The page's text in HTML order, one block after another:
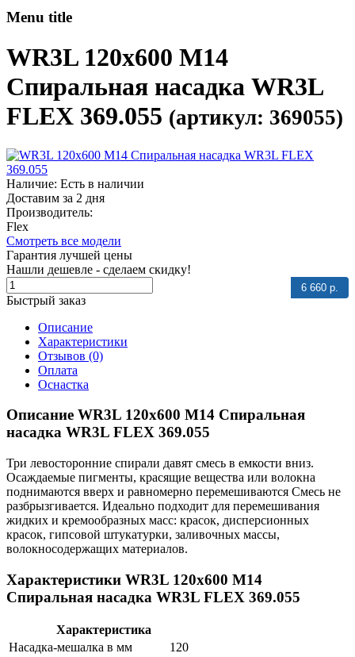
Menu title
WR3L 120x600 M14
Спиральная насадка WR3L
FLEX 369.055 (артикул: 369055)
Наличие: Есть в наличии
Доставим за 2 дня
Производитель:
Flex
Смотреть все модели
Гарантия лучшей цены
Нашли дешевле - сделаем скидку!
6 660 р.
Быстрый заказ
Описание
Характеристики
Отзывов (0)
Оплата
Оснастка
Описание WR3L 120x600 M14 Спиральная
насадка WR3L FLEX 369.055
Три левосторонние спирали давят смесь в емкости вниз.
Осаждаемые пигменты, красящие вещества или волокна
поднимаются вверх и равномерно перемешиваются Смесь не
разбрызгивается. Идеально подходит для перемешивания
жидких и кремообразных масс: красок, дисперсионных
красок, гипсовой штукатурки, заливочных массы,
волокносодержащих материалов.
Характеристики WR3L 120x600 M14
Спиральная насадка WR3L FLEX 369.055
Характеристика
Насадка-мешалка в мм
120